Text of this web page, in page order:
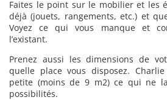
Faites le point sur le mobilier et les
déjà (jouets, rangements, etc.) et
Voyez ce qui vous manque et
l’existant.
Prenez aussi les dimensions de
quelle place vous disposez.
petite (moins de 9 m2) ce qui ne
possibilités.